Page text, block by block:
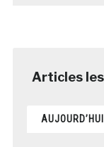
AUJOURD’HUI